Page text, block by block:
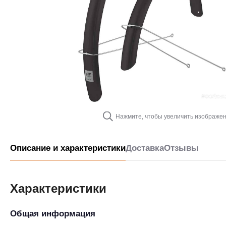
Нажмите, чтобы увеличить
Описание и характеристикиДоставкаОтзывы
Характеристики
Общая информация